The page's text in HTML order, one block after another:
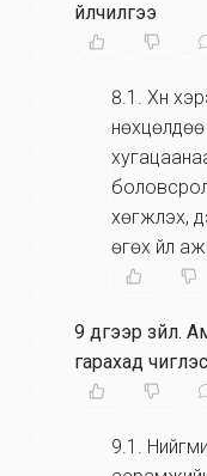
үйлчилгээ
8.1 . Хүн
нөхцөлдөө
хөгжүүлэх,
өгөх үйл
9 дүгээр зүйл.
гарахад
9.1 .